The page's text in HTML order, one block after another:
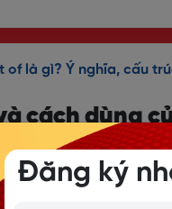
of là gì? Ý nghĩa, cấu
cách dùng
biến và cách dùng
Đăng ký